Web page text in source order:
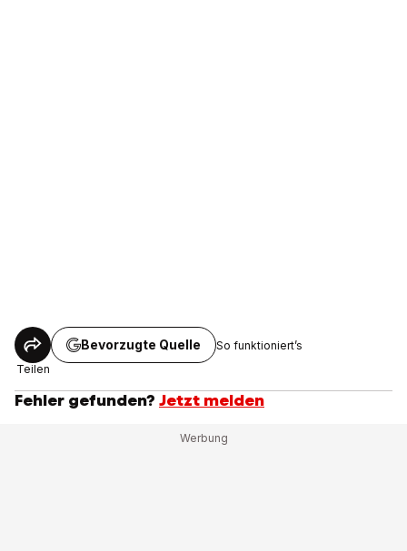
Teilen
Bevorzugte Quelle So funktioniert’s
Fehler gefunden? Jetzt melden